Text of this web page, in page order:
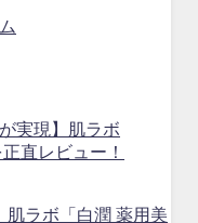
肌ラボ「白潤 薬用美